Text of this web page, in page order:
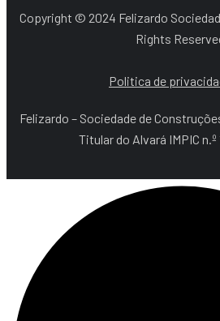
Copyright © 2024 Felizardo
Rights
Politica de
Felizardo – Sociedade de
Titular do Alvará IMPIC n.º